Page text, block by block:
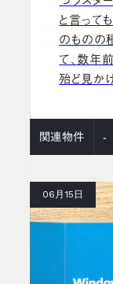
と言って
のものの
て、数年
殆ど見か
関連物件 -
06月15日